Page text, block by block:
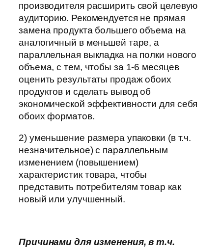
производителя расширить свой целевую
аудиторию. Рекомендуется не прямая
замена продукта большего объема на
аналогичный в меньшей таре, а
параллельная выкладка на полки нового
объема, с тем, чтобы за 1-6 месяцев
оценить результаты продаж обоих
продуктов и сделать вывод об
экономической эффективности для себя
обоих форматов.
2) уменьшение размера упаковки (в т.ч.
незначительное) с параллельным
изменением (повышением)
характеристик товара, чтобы
представить потребителям товар как
новый или улучшенный.
Причинами для изменения, в т.ч.